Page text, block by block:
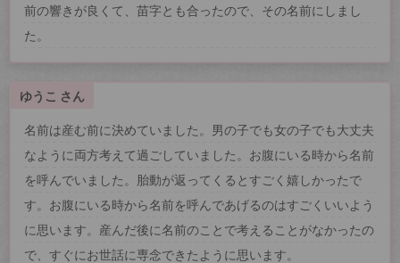
前の響きが良くて、苗字とも合ったので、その名前にしまし
た。
ゆうこ さん
名前は産む前に決めていました。男の子でも女の子でも大丈夫
なように両方考えて過ごしていました。お腹にいる時から名前
を呼んでいました。胎動が返ってくるとすごく嬉しかったで
す。お腹にいる時から名前を呼んであげるのはすごくいいよう
に思います。産んだ後に名前のことで考えることがなかったの
で、すぐにお世話に専念できたように思います。